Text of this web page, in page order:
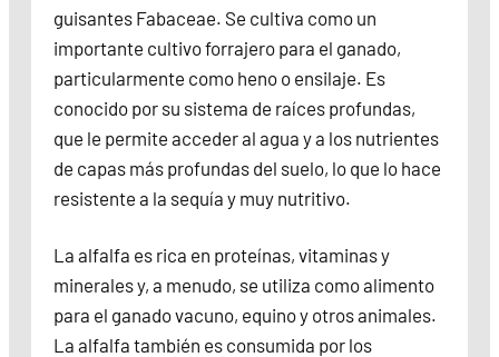
guisantes Fabaceae. Se cultiva como un
importante cultivo forrajero para el ganado,
particularmente como heno o ensilaje. Es
conocido por su sistema de raíces profundas,
que le permite acceder al agua y a los nutrientes
de capas más profundas del suelo, lo que lo hace
resistente a la sequía y muy nutritivo.
La alfalfa es rica en proteínas, vitaminas y
minerales y, a menudo, se utiliza como alimento
para el ganado vacuno, equino y otros animales.
La alfalfa también es consumida por los